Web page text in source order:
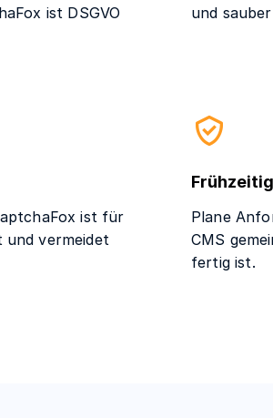
ist DSGVO
und
ist für
und vermeidet
Plane
CMS
fertig ist.